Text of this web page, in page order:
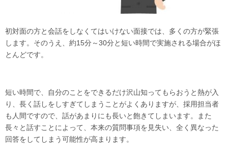
初対面の方と会話をしなくてはいけない面接では、多くの方が緊張
します。そのうえ、約15分～30分と短い時間で実施される場合がほ
とんどです。
短い時間で、自分のことをできるだけ沢山知ってもらおうと熱が入
り、長く話しをしすぎてしまうことがよくありますが、採用担当者
も人間ですので、話があまりにも長いと飽きてしまいます。また
長々と話すことによって、本来の質問事項を見失い、全く異なった
回答をしてしまう可能性が高まります。